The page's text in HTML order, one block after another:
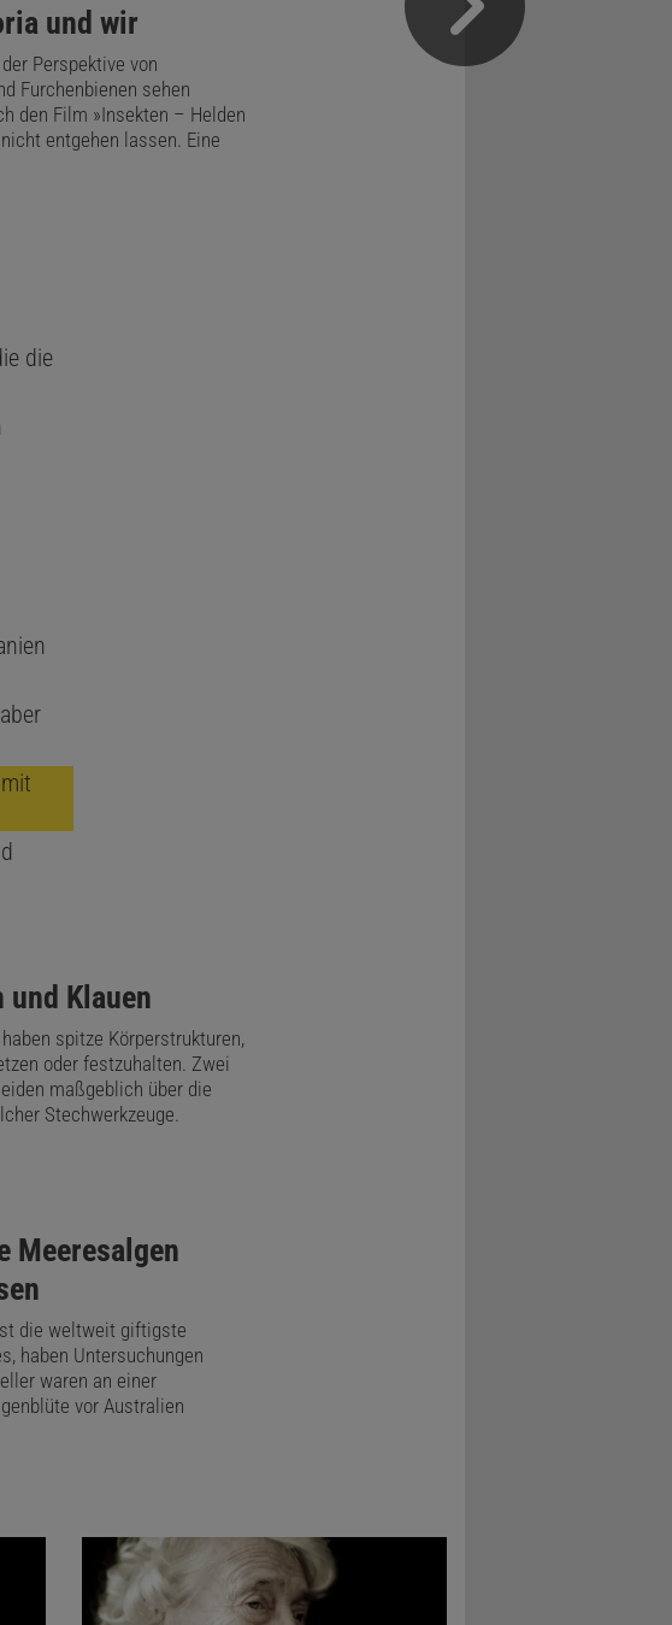
und wir
Perspektive von
Furchenbienen sehen
den Film »Insekten – Helden
entgehen lassen. Eine
die
und Klauen
spitze Körperstrukturen,
oder festzuhalten. Zwei
maßgeblich über die
Stechwerkzeuge.
Meeresalgen
die weltweit giftigste
haben Untersuchungen
waren an einer
vor Australien